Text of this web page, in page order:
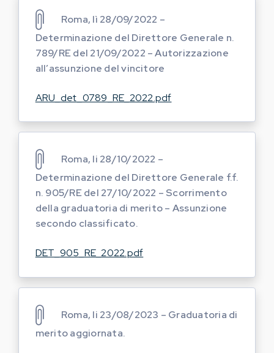
Roma, lì 28/09/2022 –
Determinazione del Direttore Generale n.
789/RE del 21/09/2022 – Autorizzazione
all’assunzione del vincitore
ARU_det_0789_RE_2022.pdf
Roma, li 28/10/2022 –
Determinazione del Direttore Generale f.f.
n. 905/RE del 27/10/2022 – Scorrimento
della graduatoria di merito – Assunzione
secondo classificato.
DET_905_RE_2022.pdf
Roma, li 23/08/2023 – Graduatoria di
merito aggiornata.